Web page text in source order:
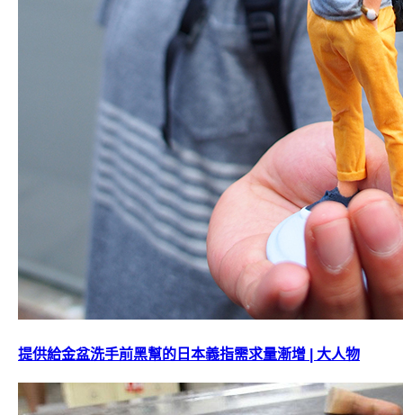
提供給金盆洗手前黑幫的日本義指需求量漸增 | 大人物